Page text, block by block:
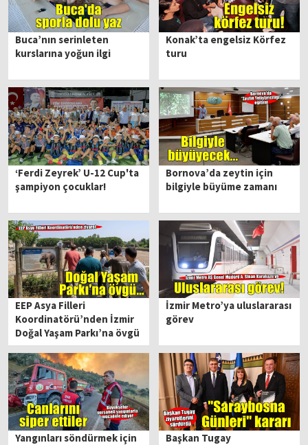
Buca’nın serinleten
kurslarına yoğun ilgi
Konak’ta engelsiz Körfez
turu
‘Ferdi Zeyrek’ U-12 Cup'ta
şampiyon çocuklar!
Bornova’da zeytin için
bilgiyle büyüme zamanı
EEP Asya Filleri
Koordinatörü’nden İzmir
Doğal Yaşam Parkı’na övgü
İzmir Metro’ya uluslararası
görev
Yangınları söndürmek için
Başkan Tugay